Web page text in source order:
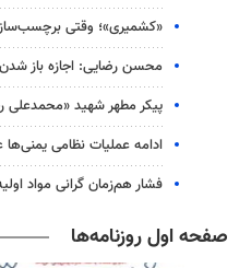
«کشمیری»؛ وقتی
محسن رضایی: اجازه باز
پیکر مطهر شهید «محمدعلی
ادامه عملیات نظامی یمنی‌ها
فشار هم‌زمان گرانی مواد
صفحه اول روزنامه‌ها